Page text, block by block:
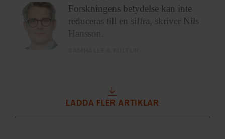
Forskningens betydelse kan inte
reduceras till en siffra, skriver Nils
Hansson.
LADDA FLER ARTIKLAR